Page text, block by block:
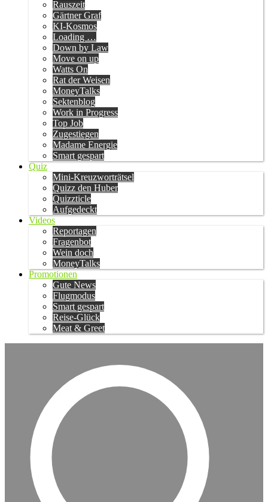
Rauszeit
Gärtner Graf
KI-Kosmos
Loading …
Down by Law
Move on up
Watts On
Rat der Weisen
MoneyTalks
Sektenblog
Work in Progress
Top Job
Zugestiegen
Madame Energie
Smart gespart
Quiz
Mini-Kreuzworträtsel
Quizz den Huber
Quizzticle
Aufgedeckt
Videos
Reportagen
Fragenbot
Wein doch
MoneyTalks
Promotionen
Gute News
Flugmodus
Smart gespart
Reise-Glück
Meat & Greet